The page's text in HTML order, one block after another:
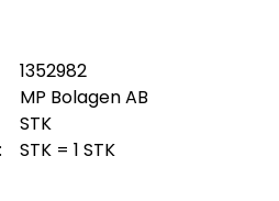
1352982
MP Bolagen AB
STK
STK = 1 STK